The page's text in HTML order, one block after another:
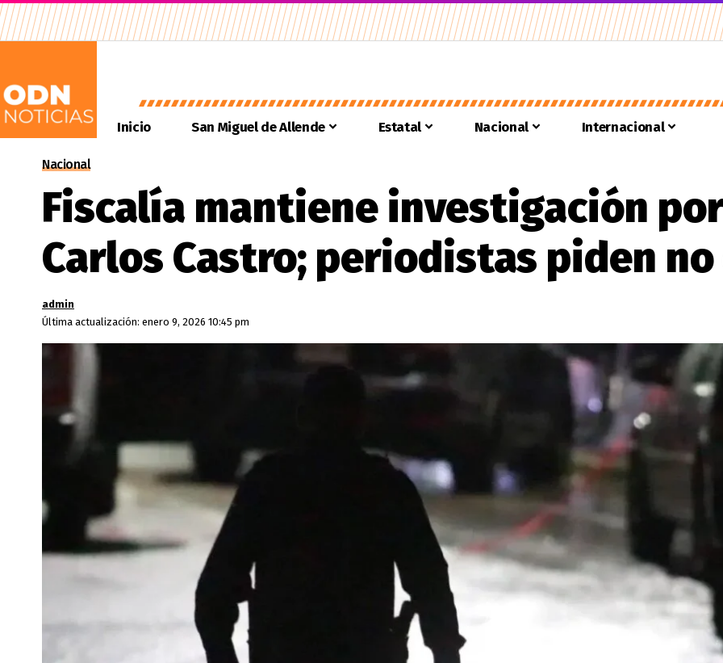
Inicio San Miguel de Allende Estatal Nacional Internacional
Nacional
Fiscalía mantiene investigación
Carlos Castro; periodistas piden
Última actualización: enero 9, 2026 10:45 pm
admin